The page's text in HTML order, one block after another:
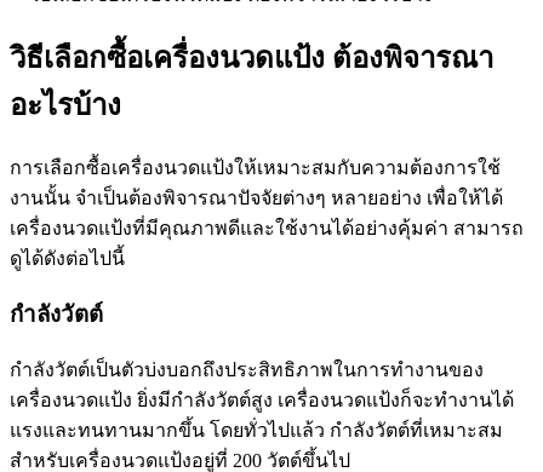
วิธีเลือกซื้อเครื่องนวดแป้ง ต้องพิจารณา
อะไรบ้าง
การเลือกซื้อเครื่องนวดแป้งให้เหมาะสมกับความต้องการใช้
งานนั้น จำเป็นต้องพิจารณาปัจจัยต่างๆ หลายอย่าง เพื่อให้ได้
เครื่องนวดแป้งที่มีคุณภาพดีและใช้งานได้อย่างคุ้มค่า สามารถ
ดูได้ดังต่อไปนี้
กำลังวัตต์
กำลังวัตต์เป็นตัวบ่งบอกถึงประสิทธิภาพในการทำงานของ
เครื่องนวดแป้ง ยิ่งมีกำลังวัตต์สูง เครื่องนวดแป้งก็จะทำงานได้
แรงและทนทานมากขึ้น โดยทั่วไปแล้ว กำลังวัตต์ที่เหมาะสม
สำหรับเครื่องนวดแป้งอยู่ที่ 200 วัตต์ขึ้นไป